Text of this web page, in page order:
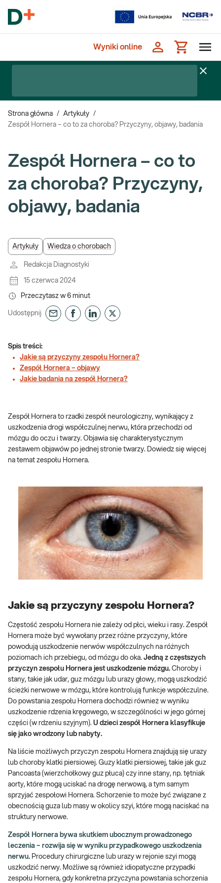
Wyniki online
Strona główna / Artykuły /
Zespół Hornera – co to za choroba? Przyczyny, objawy, badania
Zespół Hornera – co to
za choroba? Przyczyny,
objawy, badania
Artykuły Wiedza o chorobach
Redakcja Diagnostyki
15 czerwca 2024
Przeczytasz w 6 minut
Udostępnij
Spis treści:
Jakie są przyczyny zespołu Hornera?
Zespół Hornera – objawy
Jakie badania na zespół Hornera?
Zespół Hornera to rzadki zespół neurologiczny, wynikający z
uszkodzenia drogi współczulnej nerwu, która przechodzi od
mózgu do oczu i twarzy. Objawia się charakterystycznym
zestawem objawów po jednej stronie twarzy. Dowiedz się więcej
na temat zespołu Hornera.
Jakie są przyczyny zespołu Hornera?
Częstość zespołu Hornera nie zależy od płci, wieku i rasy. Zespół
Hornera może być wywołany przez różne przyczyny, które
powodują uszkodzenie nerwów współczulnych na różnych
poziomach ich przebiegu, od mózgu do oka. Jedną z częstszych
przyczyn zespołu Hornera jest uszkodzenie mózgu. Choroby i
stany, takie jak udar, guz mózgu lub urazy głowy, mogą uszkodzić
ścieżki nerwowe w mózgu, które kontrolują funkcje współczulne.
Do powstania zespołu Hornera dochodzi również w wyniku
uszkodzenie rdzenia kręgowego, w szczególności w jego górnej
części (w rdzeniu szyjnym). U dzieci zespół Hornera klasyfikuje
się jako wrodzony lub nabyty.
Na liście możliwych przyczyn zespołu Hornera znajdują się urazy
lub choroby klatki piersiowej. Guzy klatki piersiowej, takie jak guz
Pancoasta (wierzchołkowy guz płuca) czy inne stany, np. tętniak
aorty, które mogą uciskać na drogę nerwową, a tym samym
sprzyjać zespołowi Hornera. Schorzenie to może być związane z
obecnością guza lub masy w okolicy szyi, które mogą naciskać na
struktury nerwowe.
Zespół Hornera bywa skutkiem ubocznym prowadzonego
leczenia – rozwija się w wyniku przypadkowego uszkodzenia
nerwu. Procedury chirurgiczne lub urazy w rejonie szyi mogą
uszkodzić nerwy. Możliwe są również idiopatyczne przypadki
zespołu Hornera, gdy konkretna przyczyna powstania schorzenia